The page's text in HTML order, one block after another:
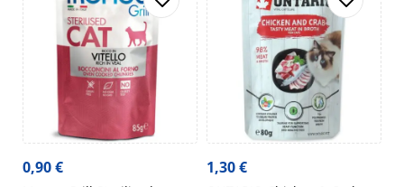
0,90€ 1,30€